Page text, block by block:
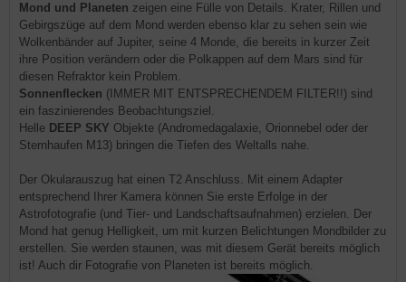
Mond und Planeten zeigen eine Fülle von Details. Krater, Rillen und
Gebirgszüge auf dem Mond werden ebenso klar zu sehen sein wie
Wolkenbänder auf Jupiter, seine 4 Monde, die bereits in kurzer Zeit
ihre Position verändern oder die Polkappen auf dem Mars sind für
diesen Refraktor kein Problem.
Sonnenflecken (IMMER MIT ENTSPRECHENDEM FILTER!!) sind
ein faszinierendes Beobachtungsziel.
Helle DEEP SKY Objekte (Andromedagalaxie, Orionnebel oder der
Sternhaufen M13) bringen die Tiefen des Weltalls nahe.
Der Okularauszug hat einen T2 Anschluss. Mit einem Adapter
entsprechend Ihrer Kamera können Sie erste Erfolge in der
Astrofotografie (und Tier- und Landschaftsaufnahmen) erzielen. Der
Mond hat genug Helligkeit, um mit kurzen Belichtungen Mondbilder zu
erstellen. Sie werden staunen, was mit diesem Gerät bereits möglich
ist! Auch dir Fotografie von Planeten ist bereits möglich.